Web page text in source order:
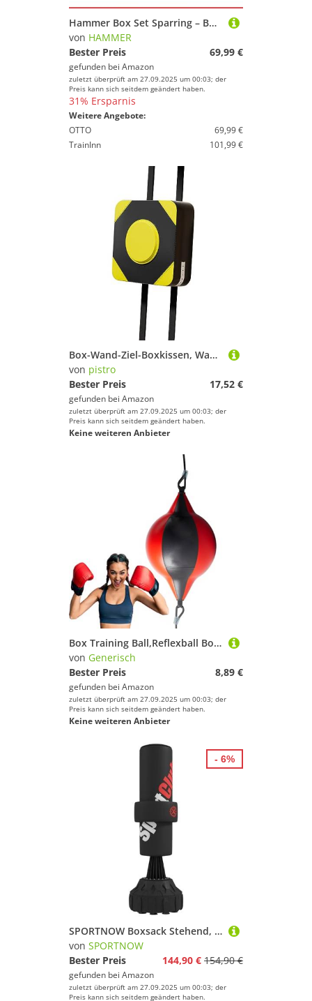
Hammer Box Set Sparring – Boxsack gefüllt 80 cm mit nummerierten Trefferflächen + Boxhandschuhe 10 oz – Inkl. Drehwirbel für sichere Aufhängung
von HAMMER
Bester Preis
69,99 €
gefunden bei Amazon
zuletzt überprüft am 27.09.2025 um 00:03; der
Preis kann sich seitdem geändert haben.
31% Ersparnis
Weitere Angebote:
OTTO
69,99 €
TrainInn
101,99 €
Box-Wand-Ziel-Boxkissen, Wandhalterung, Boxsack, PU-Leder, Trainingsgerät für Heimtraining, Fitness, Gelb, 40 cm
von pistro
Bester Preis
17,52 €
gefunden bei Amazon
zuletzt überprüft am 27.09.2025 um 00:03; der
Preis kann sich seitdem geändert haben.
Keine weiteren Anbieter
Box Training Ball,Reflexball Boxzubehör Für Training - Fitnessgerät Für Indoor Und Outdoor
von Generisch
Bester Preis
8,89 €
gefunden bei Amazon
zuletzt überprüft am 27.09.2025 um 00:03; der
Preis kann sich seitdem geändert haben.
Keine weiteren Anbieter
SPORTNOW Boxsack Stehend, 65-175 cm Standboxsack Kickboxsack Punchingsack mit Saugfuß, Boxbandagen, Boxtraining Geräte für Boxen, Kickboxen, Kunststoff, Schwarz
von SPORTNOW
Bester Preis
144,90 € 154,90 €
gefunden bei Amazon
zuletzt überprüft am 27.09.2025 um 00:03; der
Preis kann sich seitdem geändert haben.
- 6%